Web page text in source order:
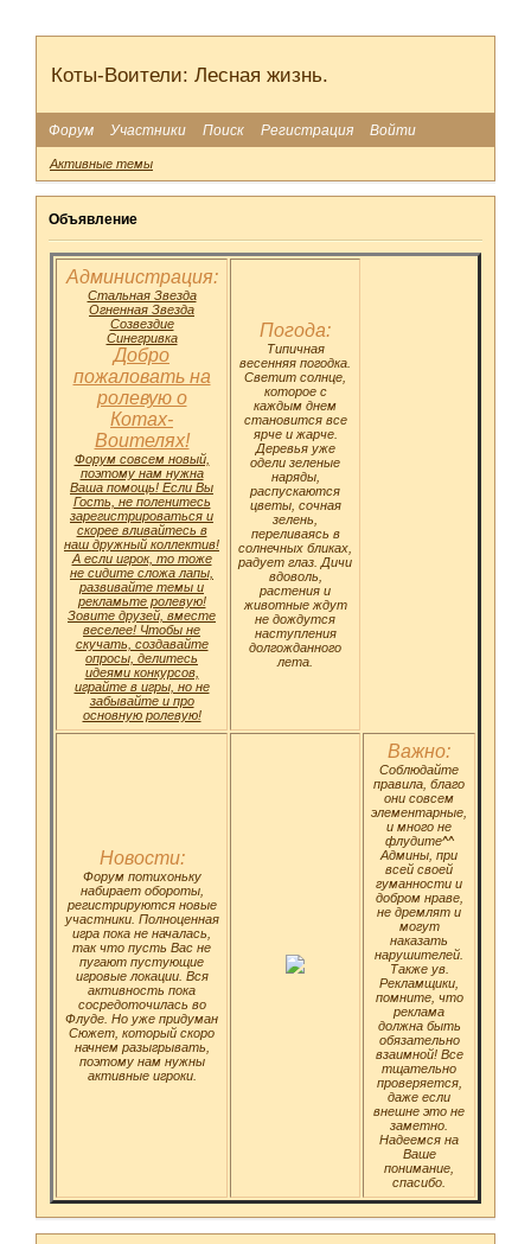
Коты-Воители: Лесная жизнь.
Форум Участники Поиск Регистрация Войти
Активные темы
Объявление
Администрация:
Стальная Звезда
Огненная Звезда
Созвездие
Синегривка
Добро
пожаловать на
ролевую о
Котах-
Воителях!
Форум совсем новый,
поэтому нам нужна
Ваша помощь! Если Вы
Гость, не поленитесь
зарегистрироваться и
скорее вливайтесь в
наш дружный коллектив!
А если игрок, то тоже
не сидите сложа лапы,
развивайте темы и
рекламьте ролевую!
Зовите друзей, вместе
веселее! Чтобы не
скучать, создавайте
опросы, делитесь
идеями конкурсов,
играйте в игры, но не
забывайте и про
основную ролевую!
Погода:
Типичная
весенняя погодка.
Светит солнце,
которое с
каждым днем
становится все
ярче и жарче.
Деревья уже
одели зеленые
наряды,
распускаются
цветы, сочная
зелень,
переливаясь в
солнечных бликах,
радует глаз. Дичи
вдоволь,
растения и
животные ждут
не дождутся
наступления
долгожданного
лета.
Новости:
Форум потихоньку
набирает обороты,
регистрируются новые
участники. Полноценная
игра пока не началась,
так что пусть Вас не
пугают пустующие
игровые локации. Вся
активность пока
сосредоточилась во
Флуде. Но уже придуман
Сюжет, который скоро
начнем разыгрывать,
поэтому нам нужны
активные игроки.
Важно:
Соблюдайте
правила, благо
они совсем
элементарные,
и много не
флудите^^
Админы, при
всей своей
гуманности и
добром нраве,
не дремлят и
могут
наказать
нарушителей.
Также ув.
Рекламщики,
помните, что
реклама
должна быть
обязательно
взаимной! Все
тщательно
проверяется,
даже если
внешне это не
заметно.
Надеемся на
Ваше
понимание,
спасибо.